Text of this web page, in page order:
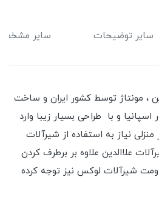
سایر توضیحات سایر
، مونتاژ توسط کشور ایران و ساخت
و با طراحی بسیار زیبا وارد
منزلی نیاز به استفاده از شیرآلات
علاالدین علاوه بر برطرف کردن
شیرآلات لوکس نیز توجه کرده